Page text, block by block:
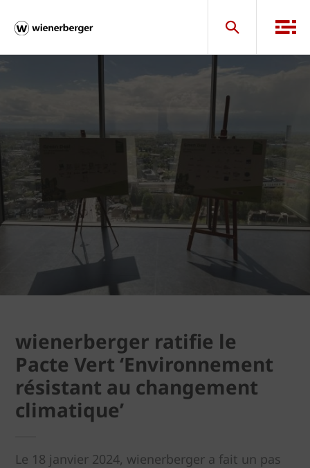
wienerberger ratifie le
Pacte Vert ‘Environnement
résistant au changement
climatique’
Le 18 janvier 2024, wienerberger a fait un pas